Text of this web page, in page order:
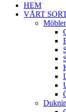
HEM
VÅRT
Möbler